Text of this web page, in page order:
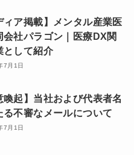
ィア掲載】メンタル産業医
会社パラゴン｜医療DX関
として紹介
7月1日
喚起】当社および代表者名
る不審なメールについて
7月1日